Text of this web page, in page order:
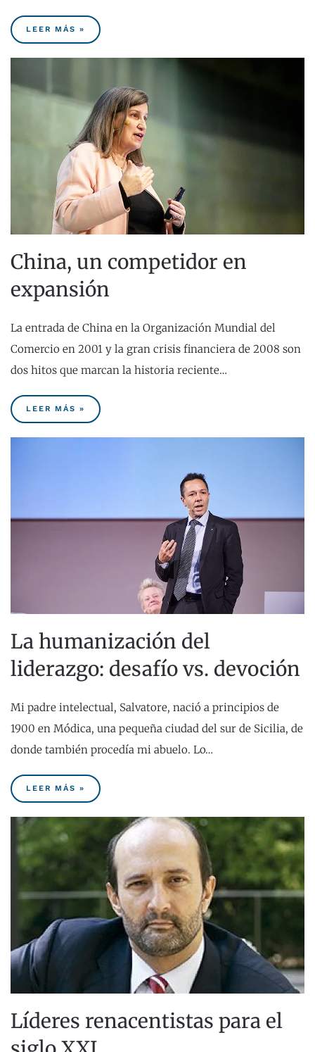
LEER MÁS »
China, un competidor en
expansión
La entrada de China en la Organización Mundial del
Comercio en 2001 y la gran crisis financiera de 2008 son
dos hitos que marcan la historia reciente…
LEER MÁS »
La humanización del
liderazgo: desafío vs. devoción
Mi padre intelectual, Salvatore, nació a principios de
1900 en Módica, una pequeña ciudad del sur de Sicilia, de
donde también procedía mi abuelo. Lo…
LEER MÁS »
Líderes renacentistas para el